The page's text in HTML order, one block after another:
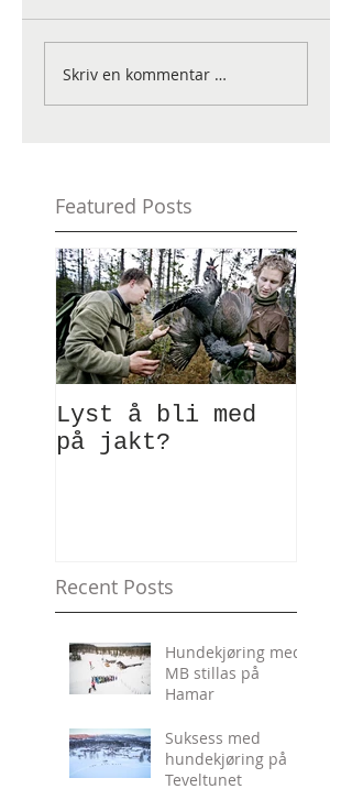
Skriv en kommentar …
Featured Posts
Lyst å bli med
på jakt?
Recent Posts
Hundekjøring med
MB stillas på
Hamar
Suksess med
hundekjøring på
Teveltunet